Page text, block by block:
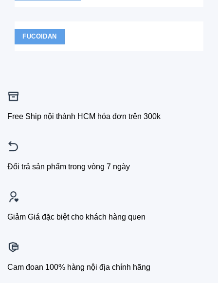
FUCOIDAN
Free Ship nội thành HCM hóa đơn trên 300k
Đổi trả sản phẩm trong vòng 7 ngày
Giảm Giá đặc biệt cho khách hàng quen
Cam đoan 100% hàng nội địa chính hãng